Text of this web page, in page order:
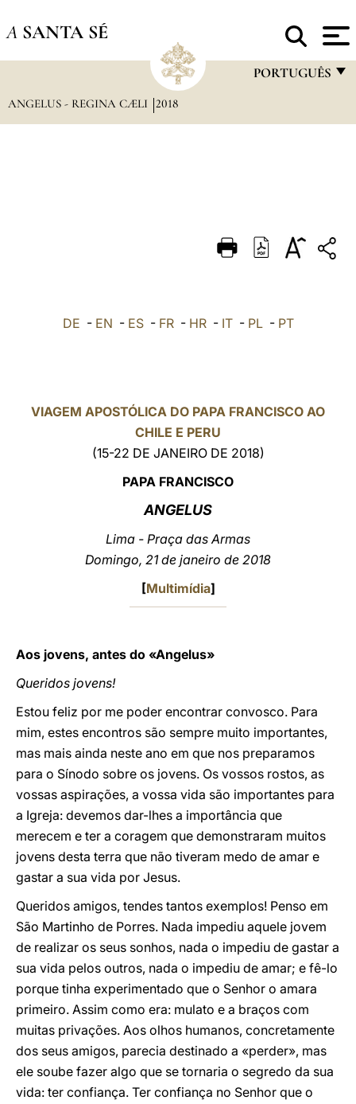
A SANTA SÉ
PORTUGUÊS
DEUTSCH
العربيّة
ANGELUS - REGINA CÆLI 2018
DE - EN - ES- FR- HR- IT- PL- PT
VIAGEM APOSTÓLICA DO PAPA FRANCISCO AO
CHILE E PERU
(15-22 DE JANEIRO DE 2018)
PAPA FRANCISCO
ANGELUS
Lima - Praça das Armas
Domingo, 21 de janeiro de 2018
[Multimídia]
Aos jovens, antes do «Angelus»
Queridos jovens!
Estou feliz por me poder encontrar convosco. Para
mim, estes encontros são sempre muito importantes,
mas mais ainda neste ano em que nos preparamos
para o Sínodo sobre os jovens. Os vossos rostos, as
vossas aspirações, a vossa vida são importantes para
a Igreja: devemos dar-lhes a importância que
merecem e ter a coragem que demonstraram muitos
jovens desta terra que não tiveram medo de amar e
gastar a sua vida por Jesus.
Queridos amigos, tendes tantos exemplos! Penso em
São Martinho de Porres. Nada impediu aquele jovem
de realizar os seus sonhos, nada o impediu de gastar a
sua vida pelos outros, nada o impediu de amar; e fê-lo
porque tinha experimentado que o Senhor o amara
primeiro. Assim como era: mulato e a braços com
muitas privações. Aos olhos humanos, concretamente
dos seus amigos, parecia destinado a «perder», mas
ele soube fazer algo que se tornaria o segredo da sua
vida: ter confiança. Ter confiança no Senhor que o